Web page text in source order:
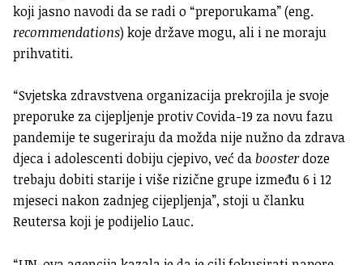
koji jasno navodi da se radi o “preporukama” (eng.
recommendations) koje države mogu, ali i ne moraju
prihvatiti.
“Svjetska zdravstvena organizacija prekrojila je svoje
preporuke za cijepljenje protiv Covida-19 za novu fazu
pandemije te sugeriraju da možda nije nužno da zdrava
djeca i adolescenti dobiju cjepivo, već daboosterdoze
trebaju dobiti starije i više rizične grupe između 6 i 12
mjeseci nakon zadnjeg cijepljenja”, stoji u članku
Reutersa koji je podijelio Lauc.